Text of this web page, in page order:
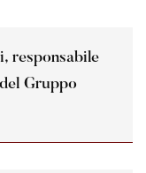
responsabile
Gruppo